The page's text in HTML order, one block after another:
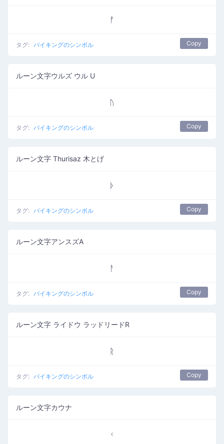
ᚠ
タグ: バイキングのシンボル Copy
ルーン文字ウルズ ウル U
ᚢ
タグ: バイキングのシンボル Copy
ルーン文字 Thurisaz 木とげ
ᚦ
タグ: バイキングのシンボル Copy
ルーン文字アンスズA
ᚨ
タグ: バイキングのシンボル Copy
ルーン文字 ライドウ ラッドリードR
ᚱ
タグ: バイキングのシンボル Copy
ルーン文字カウナ
ᚲ